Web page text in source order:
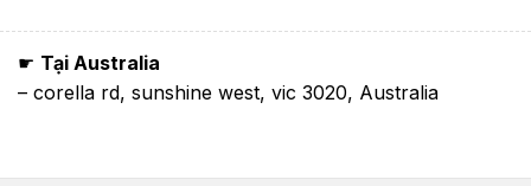
☛ Tại Australia
– corella rd, sunshine west, vic 3020, Australia